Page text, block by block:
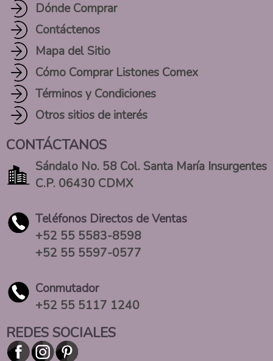
Dónde Comprar
Contáctenos
Mapa del Sitio
Cómo Comprar Listones Comex
Términos y Condiciones
Otros sitios de interés
CONTÁCTANOS
Sándalo No. 58 Col. Santa María Insurgentes
C.P. 06430 CDMX
Teléfonos Directos de Ventas
+52 55 5583-8598
+52 55 5597-0577
Conmutador
+52 55 5117 1240
REDES SOCIALES